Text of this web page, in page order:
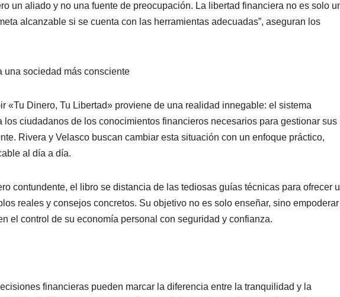
un aliado y no una fuente de preocupación. La libertad financiera no es solo
alcanzable si se cuenta con las herramientas adecuadas”, aseguran los
una sociedad más consciente
«Tu Dinero, Tu Libertad» proviene de una realidad innegable: el sistema
los ciudadanos de los conocimientos financieros necesarios para gestionar sus
Rivera y Velasco buscan cambiar esta situación con un enfoque práctico,
al día a día.
contundente, el libro se distancia de las tediosas guías técnicas para ofrecer
reales y consejos concretos. Su objetivo no es solo enseñar, sino
el control de su economía personal con seguridad y confianza.
financieras pueden marcar la diferencia entre la tranquilidad y la